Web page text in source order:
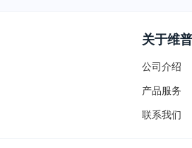
关于维普
公司介绍
产品服务
联系我们